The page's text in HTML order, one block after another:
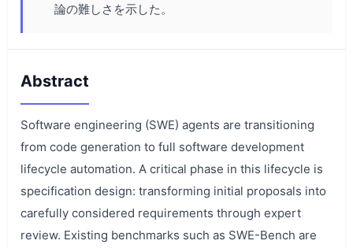
論の難しさを示した。
Abstract
Software engineering (SWE) agents are transitioning
from code generation to full software development
lifecycle automation. A critical phase in this lifecycle is
specification design: transforming initial proposals into
carefully considered requirements through expert
review. Existing benchmarks such as SWE-Bench are